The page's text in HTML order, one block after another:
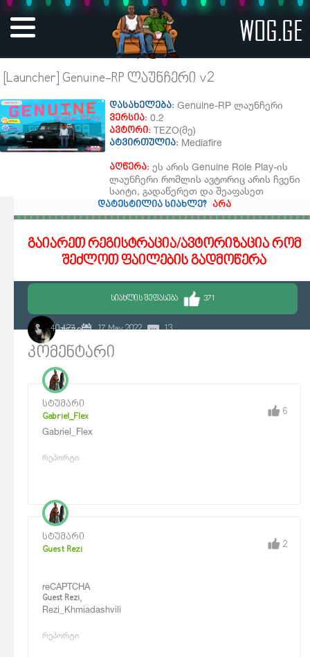
WOG.GE
[Launcher] Genuine-RP ლაუნჩერი v2
დასახელება: Genuine-RP ლაუნჩერი
ვერსია: 0.2
ავტორი: TEZO(მე)
ატვირთულია: Mediafire
აღწერა: ეს არის Genuine Role Play-ის
ლაუნჩერი რომლის ავტორიც არის ჩვენი
საიტი, გადაწერეთ და შეაფასეთ
დატესტილია სიახლე?
არა
გაიარეთ რეგისტრაცია/ავტორიზაცია რომ
შეძლოთ ფაილების გადმოწერა
ᲡᲘᲐᲮᲚᲘᲡ ᲨᲔᲤᲐᲡᲔᲑᲐ 371
TEZO
40 427 17 May 2022 13
კომენტარი
სტუმარი
Gabriel_Flex
Gabriel_Flex
რეპორტი
6
სტუმარი
Guest Rezi
reCAPTCHA
Guest Rezi,
Rezi_Khmiadashvili
რეპორტი
2